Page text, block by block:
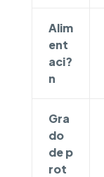
Alim
ent
aci?
n
Gra
do
de p
rot